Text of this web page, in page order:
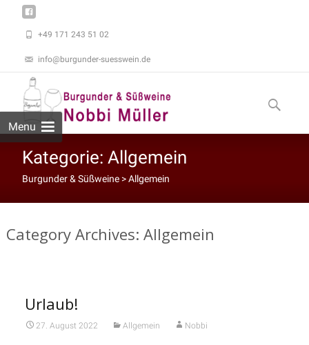
+49 171 243 51 02
info@burgunder-suesswein.de
Menu
content
Suchen
nach:
Kategorie: Allgemein
Burgunder & Süßweine >Allgemein
Category Archives: Allgemein
Urlaub!
27. August 2022 Allgemein Nobbi